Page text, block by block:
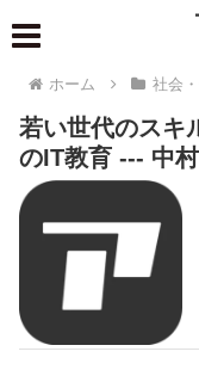
ホーム 社会
若い世代のスキ
のIT教育 --- 中